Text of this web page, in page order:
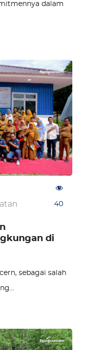
dalam
40
di
sebagai salah